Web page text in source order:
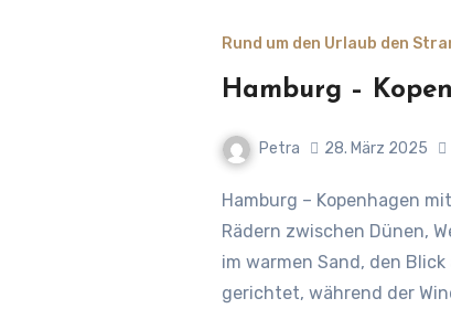
Rund um den Urlaub den
Hamburg –
Petra 28. März 2025
Hamburg – Kopenhagen mit dem Rad– Freiheit auf zwei
Rädern zwischen Dünen,
im warmen Sand, den
gerichtet, während der